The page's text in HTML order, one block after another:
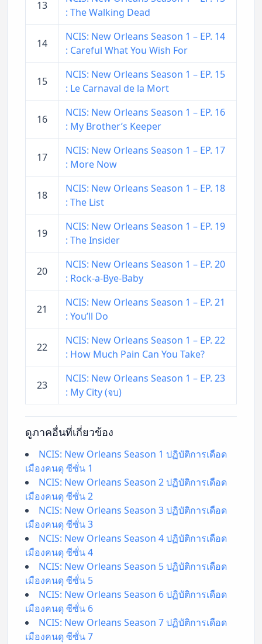
13
: The Walking Dead
14
NCIS: New Orleans Season 1 – EP. 14
: Careful What You Wish For
15
NCIS: New Orleans Season 1 – EP. 15
: Le Carnaval de la Mort
16
NCIS: New Orleans Season 1 – EP. 16
: My Brother’s Keeper
17
NCIS: New Orleans Season 1 – EP. 17
: More Now
18
NCIS: New Orleans Season 1 – EP. 18
: The List
19
NCIS: New Orleans Season 1 – EP. 19
: The Insider
20
NCIS: New Orleans Season 1 – EP. 20
: Rock-a-Bye-Baby
21
NCIS: New Orleans Season 1 – EP. 21
: You’ll Do
22
NCIS: New Orleans Season 1 – EP. 22
: How Much Pain Can You Take?
23
NCIS: New Orleans Season 1 – EP. 23
: My City (จบ)
ดูภาคอื่นที่เกี่ยวข้อง
NCIS: New Orleans Season 1 ปฏิบัติการเดือด
เมืองคนดุ ซีซั่น 1
NCIS: New Orleans Season 2 ปฏิบัติการเดือด
เมืองคนดุ ซีซั่น 2
NCIS: New Orleans Season 3 ปฏิบัติการเดือด
เมืองคนดุ ซีซั่น 3
NCIS: New Orleans Season 4 ปฏิบัติการเดือด
เมืองคนดุ ซีซั่น 4
NCIS: New Orleans Season 5 ปฏิบัติการเดือด
เมืองคนดุ ซีซั่น 5
NCIS: New Orleans Season 6 ปฏิบัติการเดือด
เมืองคนดุ ซีซั่น 6
NCIS: New Orleans Season 7 ปฏิบัติการเดือด
เมืองคนดุ ซีซั่น 7